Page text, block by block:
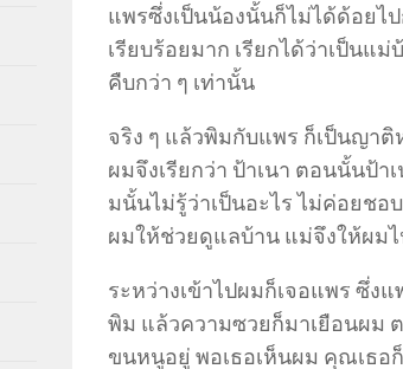
แพรซึ่งเป็นน้องนั้นก็ไม่ได้ด้อยไ
เรียบร้อยมาก เรียกได้ว่าเป็นแ
คืบกว่า ๆ เท่านั้น
จริง ๆ แล้วพิมกับแพร ก็เป็นญา
ผมจึงเรียกว่า ป้าเนา ตอนนั้นป้
มนั้นไม่รู้ว่าเป็นอะไร ไม่ค่อยชอ
ผมให้ช่วยดูแลบ้าน แม่จึงให้ผม
ระหว่างเข้าไปผมก็เจอแพร ซึ่ง
พิม แล้วความซวยก็มาเยือนผม
ขนหนูอยู่ พอเธอเห็นผม คุณเธอ